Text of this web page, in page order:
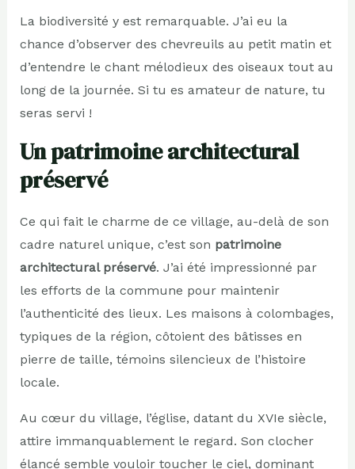
La biodiversité y est remarquable. J’ai eu la
chance d’observer des chevreuils au petit matin et
d’entendre le chant mélodieux des oiseaux tout au
long de la journée. Si tu es amateur de nature, tu
seras servi !
Un patrimoine architectural
préservé
Ce qui fait le charme de ce village, au-delà de son
cadre naturel unique, c’est son patrimoine
architectural préservé. J’ai été impressionné par
les efforts de la commune pour maintenir
l’authenticité des lieux. Les maisons à colombages,
typiques de la région, côtoient des bâtisses en
pierre de taille, témoins silencieux de l’histoire
locale.
Au cœur du village, l’église, datant du XVIe siècle,
attire immanquablement le regard. Son clocher
élancé semble vouloir toucher le ciel, dominant